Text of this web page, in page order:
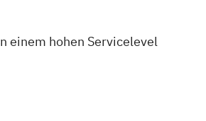
einem hohen Servicelevel